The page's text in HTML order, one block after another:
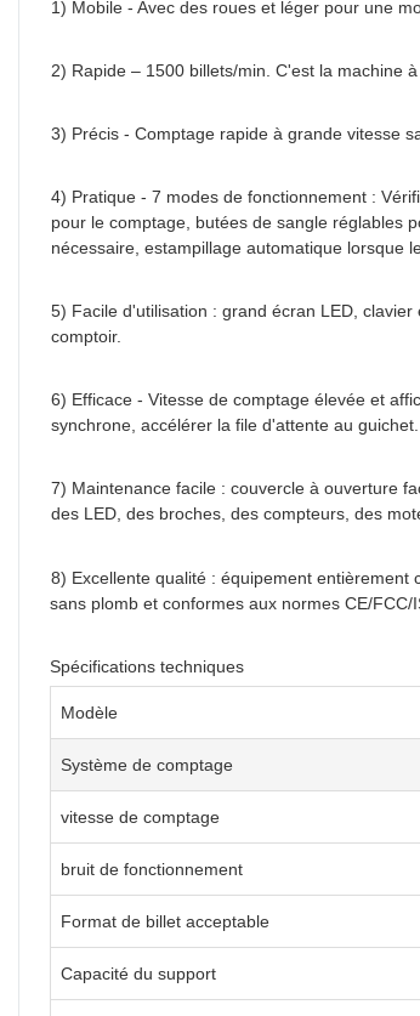
1) Mobile - Avec des roues et léger pour une
2) Rapide – 1500 billets/min. C'est la machine
3) Précis - Comptage rapide à grande vitesse
4) Pratique - 7 modes de fonctionnement :
pour le comptage, butées de sangle réglables
nécessaire, estampillage automatique lorsque
5) Facile d'utilisation : grand écran LED,
comptoir.
6) Efficace - Vitesse de comptage élevée et
synchrone, accélérer la file d'attente au guichet.
7) Maintenance facile : couvercle à ouverture
des LED, des broches, des compteurs, des
8) Excellente qualité : équipement
sans plomb et conformes aux normes CE/FCC/
Spécifications techniques
Modèle
Système de comptage
vitesse de comptage
bruit de fonctionnement
Format de billet acceptable
Capacité du support